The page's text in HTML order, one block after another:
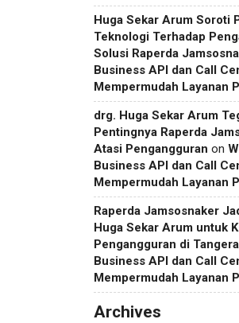
Huga Sekar Arum Soroti
Teknologi Terhadap
Solusi Raperda
Business API dan Call
Mempermudah Layanan
drg. Huga Sekar Arum
Pentingnya Raperda
Atasi Pengangguran on
Business API dan Call
Mempermudah Layanan
Raperda Jamsosnaker
Huga Sekar Arum untuk
Pengangguran di
Business API dan Call
Mempermudah Layanan
Archives